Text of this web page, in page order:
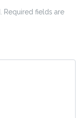
Required fields are